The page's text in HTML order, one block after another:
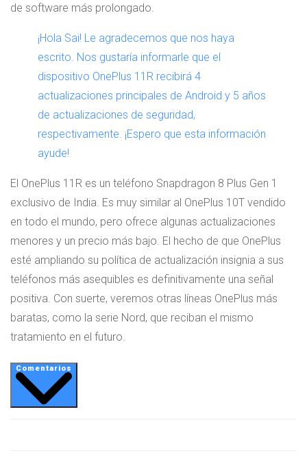
de software más prolongado.
¡Hola Sai! Le agradecemos que nos haya
escrito. Nos gustaría informarle que el
dispositivo OnePlus 11R recibirá 4
actualizaciones principales de Android y 5 años
de actualizaciones de seguridad,
respectivamente. ¡Espero que esta información
ayude!
El OnePlus 11R es un teléfono Snapdragon 8 Plus Gen 1
exclusivo de India. Es muy similar al OnePlus 10T vendido
en todo el mundo, pero ofrece algunas actualizaciones
menores y un precio más bajo. El hecho de que OnePlus
esté ampliando su política de actualización insignia a sus
teléfonos más asequibles es definitivamente una señal
positiva. Con suerte, veremos otras líneas OnePlus más
baratas, como la serie Nord, que reciban el mismo
tratamiento en el futuro.
Comentarios